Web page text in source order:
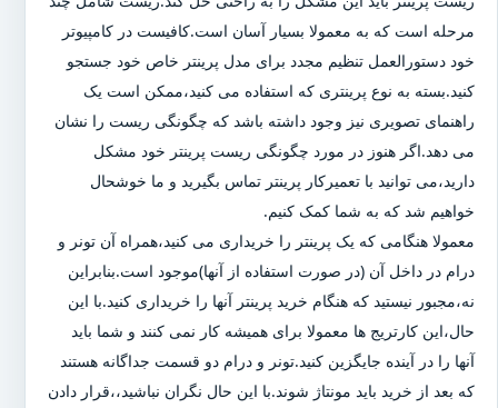
مرحله است که به معمولا بسیار آسان است.کافیست در کامپیوتر
خود دستورالعمل تنظیم مجدد برای مدل پرینتر خاص خود جستجو
کنید.بسته به نوع پرینتری که استفاده می کنید،ممکن است یک
راهنمای تصویری نیز وجود داشته باشد که چگونگی ریست را نشان
می دهد.اگر هنوز در مورد چگونگی ریست پرینتر خود مشکل
دارید،می توانید با تعمیرکار پرینتر تماس بگیرید و ما خوشحال
خواهیم شد که به شما کمک کنیم.
معمولا هنگامی که یک پرینتر را خریداری می کنید،همراه آن تونر و
درام در داخل آن (در صورت استفاده از آنها)موجود است.بنابراین
نه،مجبور نیستید که هنگام خرید پرینتر آنها را خریداری کنید.با این
حال،این کارتریج ها معمولا برای همیشه کار نمی کنند و شما باید
آنها را در آینده جایگزین کنید.تونر و درام دو قسمت جداگانه هستند
که بعد از خرید باید مونتاژ شوند.با این حال نگران نباشید،،قرار دادن